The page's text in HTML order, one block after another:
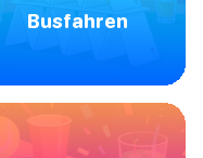
Busfahren